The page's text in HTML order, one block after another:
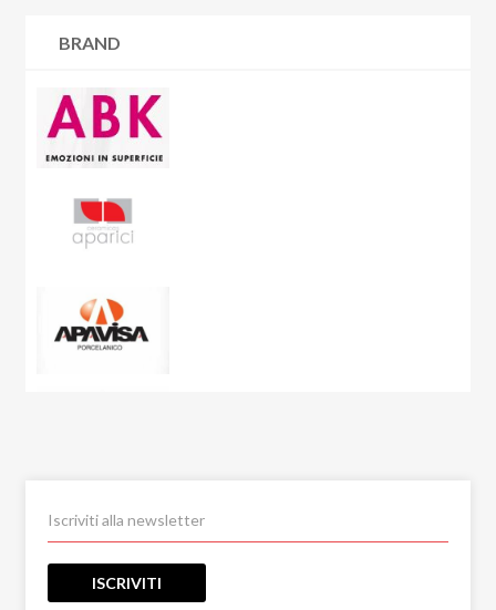
Cart
Carton
Cashmere
City Plaster
Concept
Corten
Crystal Sea
Elements
Emerald Paris
Resina |
Wallart |45 articoli
BRAND
ISCRIVITI